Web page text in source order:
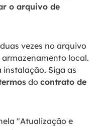
o arquivo de
vezes no arquivo
local.
instalação. Siga as
do contrato de
"Atualização e